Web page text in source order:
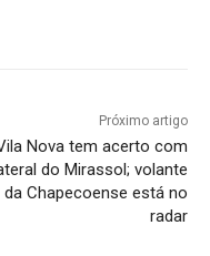
Próximo artigo
Nova tem acerto com
do Mirassol; volante
da Chapecoense está no
radar